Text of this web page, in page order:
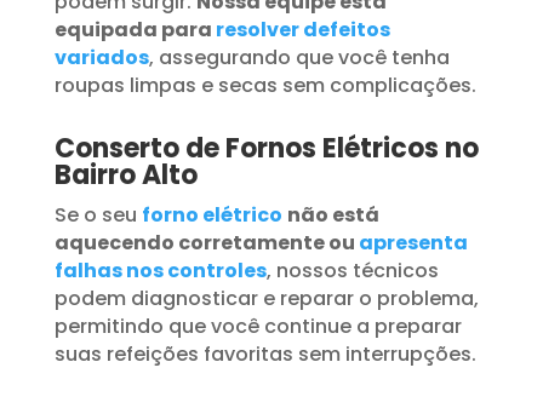
equipada para resolver defeitos
variados, assegurando que você tenha
roupas limpas e secas sem complicações.
Conserto de Fornos Elétricos no
Bairro Alto
Se o seu forno elétrico não está
aquecendo corretamente ou apresenta
falhas nos controles, nossos técnicos
podem diagnosticar e reparar o problema,
permitindo que você continue a preparar
suas refeições favoritas sem interrupções.